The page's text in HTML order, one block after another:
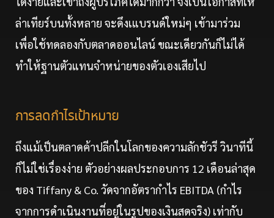
ล่าเทียร์บนทั้งหลาย จะดึงเแบรนด์ใหม่ๆ เข้ามาร่วม
เพื่อใช้ทดลองกับตลาดออนไลน์ ขณะเดียวกันก็ไม่ได้
ทำให้ฐานตัวแทนจำหน่ายของตัวเองเสียไป
การลดกำไรเป้าหมาย
ถึงแม้เป็นตลาดค้าปลีกในโลกของความลักชัวรี วินาทีนี้
ก็ไม่ใช่เรื่องง่าย ตัวอย่างผลประกอบการ 12 เดือนล่าสุด
ของ Tiffany & Co. วัดจากอัตรากำไร EBITDA (กำไร
จากการดำเนินงานที่อยู่ในรูปของเงินสดจริง) เท่ากับ